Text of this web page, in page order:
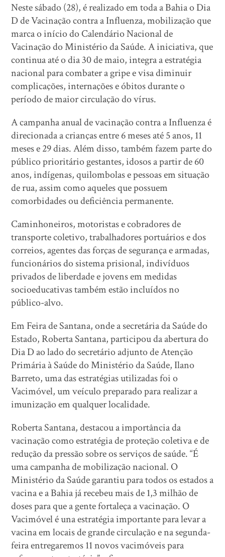
Neste sábado (28), é realizado em toda a Bahia o Dia
D de Vacinação contra a Influenza, mobilização que
marca o início do Calendário Nacional de
Vacinação do Ministério da Saúde. A iniciativa, que
continua até o dia 30 de maio, integra a estratégia
nacional para combater a gripe e visa diminuir
complicações, internações e óbitos durante o
período de maior circulação do vírus.
A campanha anual de vacinação contra a Influenza é
direcionada a crianças entre 6 meses até 5 anos, 11
meses e 29 dias. Além disso, também fazem parte do
público prioritário gestantes, idosos a partir de 60
anos, indígenas, quilombolas e pessoas em situação
de rua, assim como aqueles que possuem
comorbidades ou deficiência permanente.
Caminhoneiros, motoristas e cobradores de
transporte coletivo, trabalhadores portuários e dos
correios, agentes das forças de segurança e armadas,
funcionários do sistema prisional, indivíduos
privados de liberdade e jovens em medidas
socioeducativas também estão incluídos no
público-alvo.
Em Feira de Santana, onde a secretária da Saúde do
Estado, Roberta Santana, participou da abertura do
Dia D ao lado do secretário adjunto de Atenção
Primária à Saúde do Ministério da Saúde, Ilano
Barreto, uma das estratégias utilizadas foi o
Vacimóvel, um veículo preparado para realizar a
imunização em qualquer localidade.
Roberta Santana, destacou a importância da
vacinação como estratégia de proteção coletiva e de
redução da pressão sobre os serviços de saúde. “É
uma campanha de mobilização nacional. O
Ministério da Saúde garantiu para todos os estados a
vacina e a Bahia já recebeu mais de 1,3 milhão de
doses para que a gente fortaleça a vacinação. O
Vacimóvel é una estratégia importante para levar a
vacina em locais de grande circulação e na segunda-
feira entregaremos 11 novos vacimóveis para